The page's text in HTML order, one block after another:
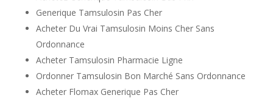
Generique Tamsulosin Pas Cher
Acheter Du Vrai Tamsulosin Moins Cher Sans
Ordonnance
Acheter Tamsulosin Pharmacie Ligne
Ordonner Tamsulosin Bon Marché Sans Ordonnance
Acheter Flomax Generique Pas Cher